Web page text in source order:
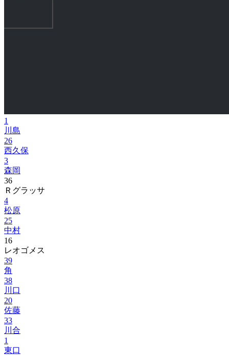
1
川島
26
西久保
3
森岡
36
Ｒグラッサ
4
松原
25
中村
16
レオゴメス
39
角
38
川口
20
佐藤
33
川合
1
東口